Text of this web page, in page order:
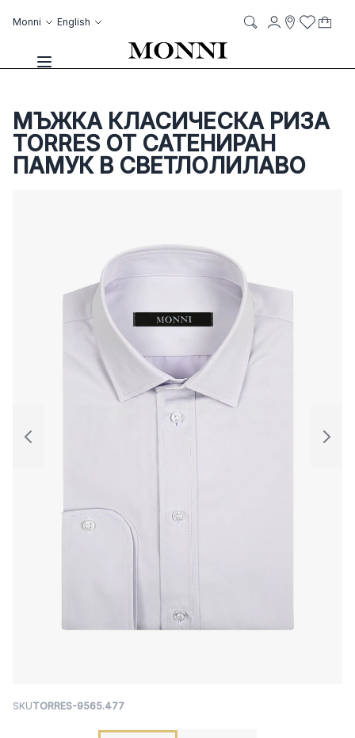
Monni Language
English
Toggle Nav
AccountWish List
My
МЪЖКА КЛАСИЧЕСКА РИЗА
TORRES ОТ САТЕНИРАН
ПАМУК В СВЕТЛОЛИЛАВО
SKUTORRES-9565.477